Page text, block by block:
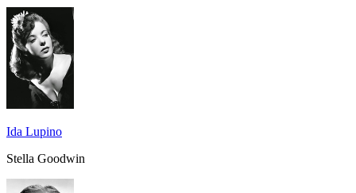
Ida Lupino
Stella Goodwin